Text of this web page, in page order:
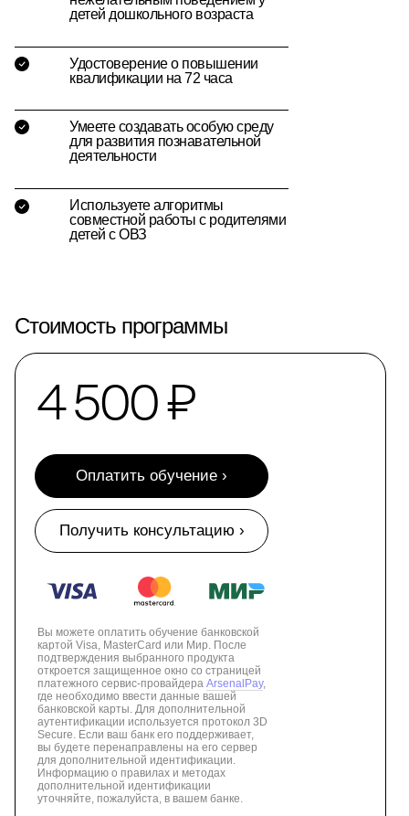
Умеете создавать особую среду
для развития познавательной
деятельности
детей дошкольного возраста
Используете алгоритмы
совместной работы с родителями
детей с ОВЗ
Удостоверение о повышении
квалификации на 72 часа
Стоимость программы
4 500 ₽
Оплатить обучение ›
Получить консультацию ›
Вы можете оплатить обучение банковской
картой Visa, MasterCard или Мир. После
подтверждения выбранного продукта
откроется защищенное окно со страницей
платежного сервис-провайдера ArsenalPay,
где необходимо ввести данные вашей
банковской карты. Для дополнительной
аутентификации используется протокол 3D
Secure. Если ваш банк его поддерживает,
вы будете перенаправлены на его сервер
для дополнительной идентификации.
Информацию о правилах и методах
дополнительной идентификации
уточняйте, пожалуйста, в вашем банке.